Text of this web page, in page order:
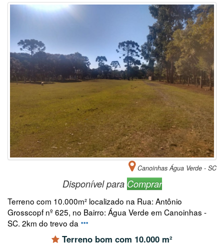
Canoinhas Água Verde - SC
Disponível para Comprar
Terreno com 10.000m² localizado na Rua: Antônio
Grosscopf nº 625, no Bairro: Água Verde em Canoinhas -
SC. 2km do trevo da
Terreno bom com 10.000 m²